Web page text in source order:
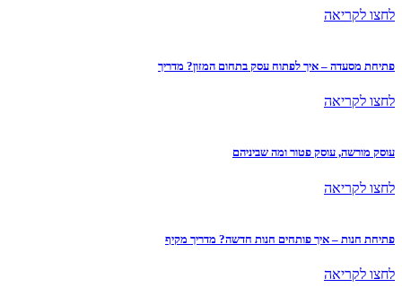
לחצו לקריאה
פתיחת מסעדה – איך לפתוח עסק בתחום המזון? מדריך
לחצו לקריאה
עוסק מורשה, עוסק פטור ומה שביניהם
לחצו לקריאה
פתיחת חנות – איך פותחים חנות חדשה? מדריך מקיף
לחצו לקריאה